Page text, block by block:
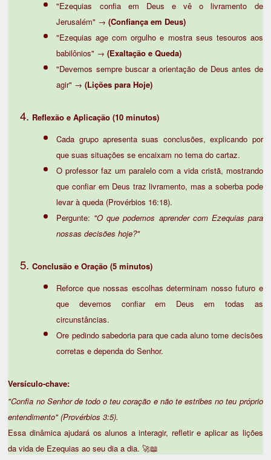
"Ezequias confia em Deus e vê o livramento de
Jerusalém" →(Confiança em Deus)
"Ezequias age com orgulho e mostra seus tesouros aos
babilônios" →(Exaltação e Queda)
"Devemos sempre buscar a orientação de Deus antes de
agir" →(Lições para Hoje)
Reflexão e Aplicação (10 minutos)
Cada grupo apresenta suas conclusões, explicando por
que suas situações se encaixam no tema do cartaz.
O professor faz um paralelo com a vida cristã, mostrando
que confiar em Deus traz livramento, mas a soberba pode
levar à queda (Provérbios 16:18).
Pergunte: "O que podemos aprender com Ezequias para
nossas decisões hoje?"
Conclusão e Oração (5 minutos)
Reforce que nossas escolhas determinam nosso futuro e
que devemos confiar em Deus em todas as
circunstâncias.
Ore pedindo sabedoria para que cada aluno tome decisões
corretas e dependa do Senhor.
Versículo-chave:
"Confia no Senhor de todo o teu coração e não te estribes no teu próprio
entendimento" (Provérbios 3:5).
Essa dinâmica ajudará os alunos a interagir, refletir e aplicar as lições
da vida de Ezequias ao seu dia a dia.🚀📖